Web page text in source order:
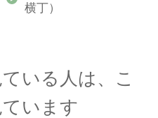
横丁）
いる人は、こ
います